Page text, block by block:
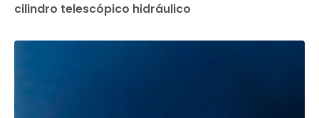
cilindro telescópico hidráulico